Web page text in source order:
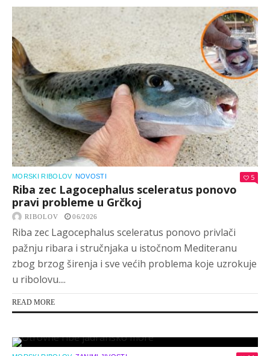
MORSKI RIBOLOV NOVOSTI 5
Riba zec Lagocephalus sceleratus ponovo
pravi probleme u Grčkoj
RIBOLOV 06/2026
Riba zec Lagocephalus sceleratus ponovo privlači
pažnju ribara i stručnjaka u istočnom Mediteranu
zbog brzog širenja i sve većih problema koje uzrokuje
u ribolovu....
READ MORE